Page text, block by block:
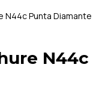
N44c Punta Diamante
N44c